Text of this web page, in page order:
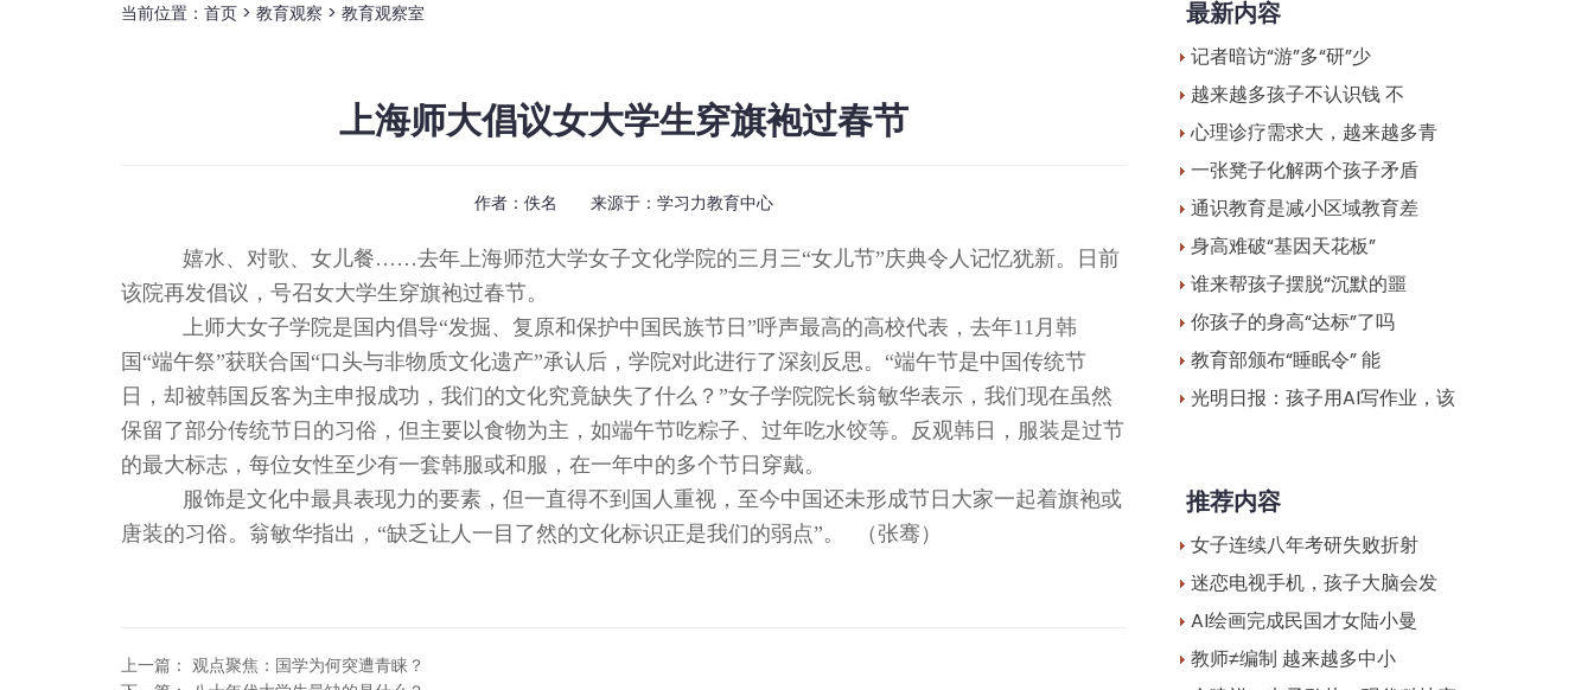
当前位置： 首页 > 教育观察 > 教育观察室
上海师大倡议女大学生穿旗袍过春节
作者：佚名 来源于： 学习力教育中心
嬉水、对歌、女儿餐……去年上海师范大学女子文化学院的三月三“女儿节”庆典令人记忆犹新。日前
该院再发倡议，号召女大学生穿旗袍过春节。
上师大女子学院是国内倡导“发掘、复原和保护中国民族节日”呼声最高的高校代表，去年11月韩
国“端午祭”获联合国“口头与非物质文化遗产”承认后，学院对此进行了深刻反思。“端午节是中国传统节
日，却被韩国反客为主申报成功，我们的文化究竟缺失了什么？”女子学院院长翁敏华表示，我们现在虽然
保留了部分传统节日的习俗，但主要以食物为主，如端午节吃粽子、过年吃水饺等。反观韩日，服装是过节
的最大标志，每位女性至少有一套韩服或和服，在一年中的多个节日穿戴。
服饰是文化中最具表现力的要素，但一直得不到国人重视，至今中国还未形成节日大家一起着旗袍或
唐装的习俗。翁敏华指出，“缺乏让人一目了然的文化标识正是我们的弱点”。 （张骞）
上一篇 ： 观点聚焦：国学为何突遭青睐？
最新内容
记者暗访“游”多“研”少
越来越多孩子不认识钱 不
心理诊疗需求大，越来越多青
一张凳子化解两个孩子矛盾
通识教育是减小区域教育差
身高难破“基因天花板”
谁来帮孩子摆脱“沉默的噩
你孩子的身高“达标”了吗
教育部颁布“睡眠令” 能
光明日报：孩子用AI写作业，该
推荐内容
女子连续八年考研失败折射
迷恋电视手机，孩子大脑会发
AI绘画完成民国才女陆小曼
教师≠编制 越来越多中小